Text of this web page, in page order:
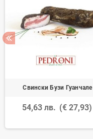
Свински Бузи Гуанчале
54,63 лв. (€ 27,93)